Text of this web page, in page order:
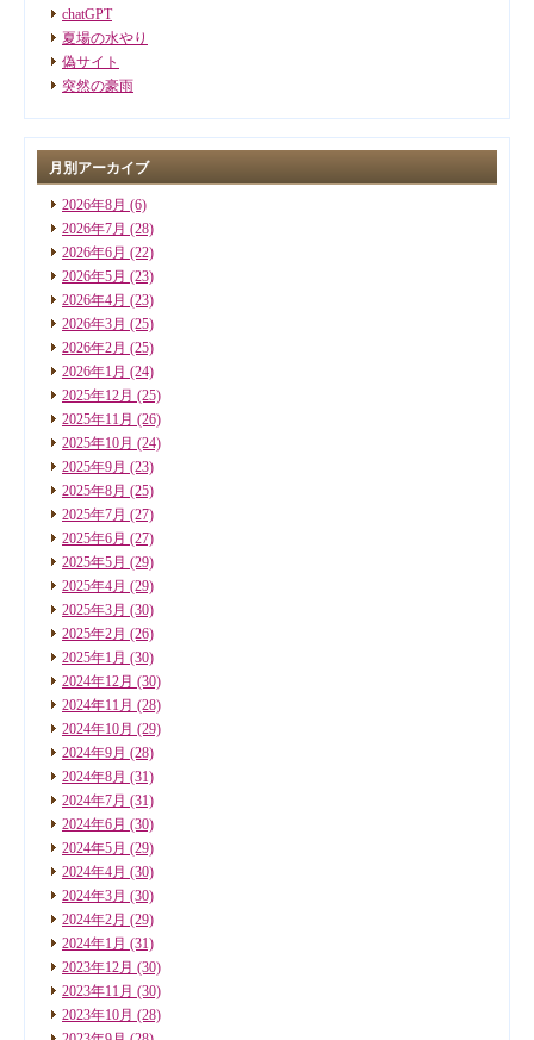
chatGPT
夏場の水やり
偽サイト
突然の豪雨
月別アーカイブ
2026年8月 (6)
2026年7月 (28)
2026年6月 (22)
2026年5月 (23)
2026年4月 (23)
2026年3月 (25)
2026年2月 (25)
2026年1月 (24)
2025年12月 (25)
2025年11月 (26)
2025年10月 (24)
2025年9月 (23)
2025年8月 (25)
2025年7月 (27)
2025年6月 (27)
2025年5月 (29)
2025年4月 (29)
2025年3月 (30)
2025年2月 (26)
2025年1月 (30)
2024年12月 (30)
2024年11月 (28)
2024年10月 (29)
2024年9月 (28)
2024年8月 (31)
2024年7月 (31)
2024年6月 (30)
2024年5月 (29)
2024年4月 (30)
2024年3月 (30)
2024年2月 (29)
2024年1月 (31)
2023年12月 (30)
2023年11月 (30)
2023年10月 (28)